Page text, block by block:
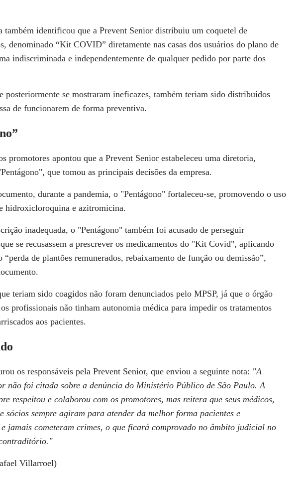
também identificou que a Prevent Senior distribuiu um coquetel de
denominado “Kit COVID” diretamente nas casas dos usuários do plano de
indiscriminada e independentemente de qualquer pedido por parte dos
posteriormente se mostraram ineficazes, também teriam sido distribuídos
de funcionarem de forma preventiva.
promotores apontou que a Prevent Senior estabeleceu uma diretoria,
que tomou as principais decisões da empresa.
durante a pandemia, o "Pentágono" fortaleceu-se, promovendo o uso
hidroxicloroquina e azitromicina.
inadequada, o "Pentágono" também foi acusado de perseguir
se recusassem a prescrever os medicamentos do "Kit Covid", aplicando
“perda de plantões remunerados, rebaixamento de função ou demissão”,
teriam sido coagidos não foram denunciados pelo MPSP, já que o órgão
profissionais não tinham autonomia médica para impedir os tratamentos
aos pacientes.
os responsáveis pela Prevent Senior, que enviou a seguinte nota: "A
não foi citada sobre a denúncia do Ministério Público de São Paulo. A
respeitou e colaborou com os promotores, mas reitera que seus médicos,
sócios sempre agiram para atender da melhor forma pacientes e
jamais cometeram crimes, o que ficará comprovado no âmbito judicial no
Villarroel)